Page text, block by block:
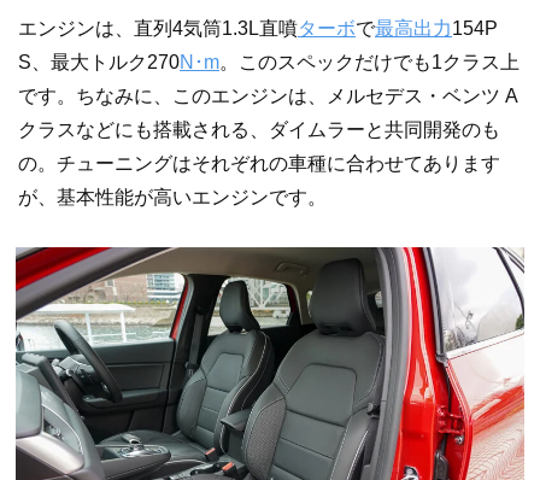
エンジンは、直列4気筒1.3L直噴ターボで最高出力154P
S、最大トルク270N･m。このスペックだけでも1クラス上
です。ちなみに、このエンジンは、メルセデス・ベンツ A
クラスなどにも搭載される、ダイムラーと共同開発のも
の。チューニングはそれぞれの車種に合わせてあります
が、基本性能が高いエンジンです。